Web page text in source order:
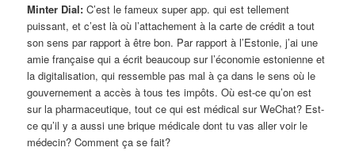
Minter Dial:C’est le fameux super app. qui est tellement
puissant, et c’est là où l’attachement à la carte de crédit a tout
son sens par rapport à être bon. Par rapport à l’Estonie, j’ai une
amie française qui a écrit beaucoup sur l’économie estonienne et
la digitalisation, qui ressemble pas mal à ça dans le sens où le
gouvernement a accès à tous tes impôts. Où est-ce qu’on est
sur la pharmaceutique, tout ce qui est médical sur WeChat? Est-
ce qu’il y a aussi une brique médicale dont tu vas aller voir le
médecin? Comment ça se fait?